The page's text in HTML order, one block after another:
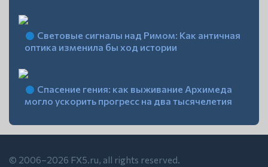
Световые сигналы над Римом: Как античная
оптика изменила бы ход истории
Спасение гения: как выживание Архимеда
могло ускорить прогресс на два тысячелетия
© 2006–2026 FX5.ru, all rights reserved.